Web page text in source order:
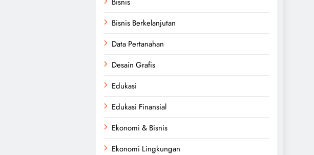
Bisnis Berkelanjutan
Data Pertanahan
Desain Grafis
Edukasi
Edukasi Finansial
Ekonomi & Bisnis
Ekonomi Lingkungan